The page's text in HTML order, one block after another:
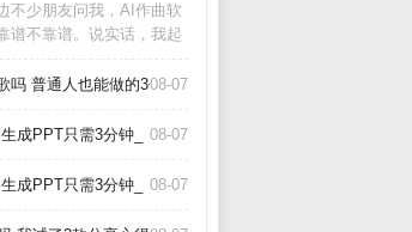
不少朋友问我，AI作曲软
谱不靠谱。说实话，我起
发现它们确实能快速生成
今天就把我的真实体验和
吗 普通人也能做的3个神器_
08-07
成PPT只需3分钟_ 08-07
成PPT只需3分钟_ 08-07